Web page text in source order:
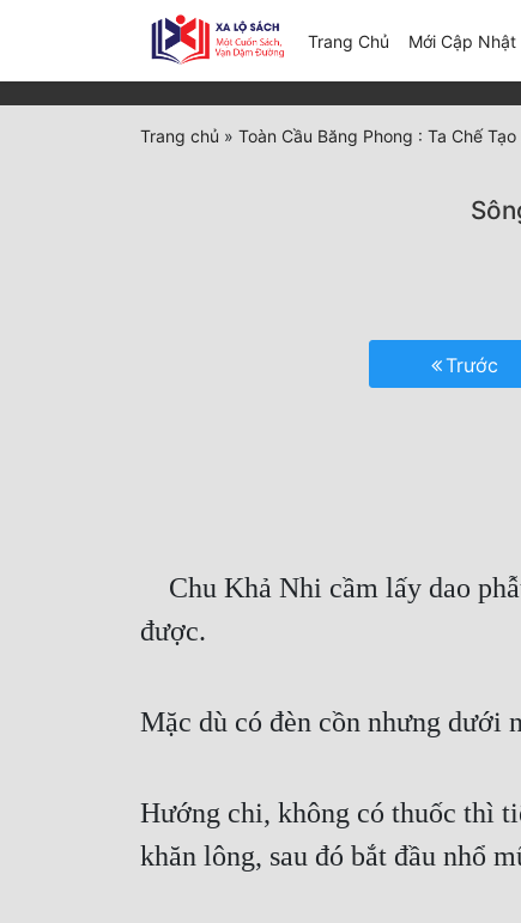
Trang Chủ Mới Cập Nhật
Trang chủ » Toàn Cầu Băng Phong : Ta Chế
Trước
được.
Mặc dù có đèn cồn nhưng dưới
Hướng chi, không có thuốc thì
khăn lông, sau đó bắt đầu nhổ